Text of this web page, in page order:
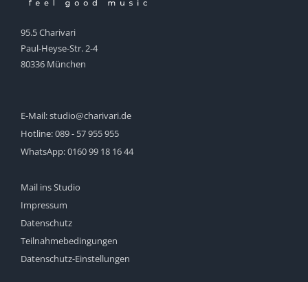
95.5 Charivari
Paul-Heyse-Str. 2-4
80336 München
E-Mail:studio@charivari.de
Hotline:089 - 57 955 955
WhatsApp:0160 99 18 16 44
Mail ins Studio
Impressum
Datenschutz
Teilnahmebedingungen
Datenschutz-Einstellungen